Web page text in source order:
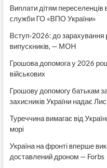
Виплати дітям
служби ГО «ВПО України»
Вступ-2026: до зарахування
випускників, — МОН
Грошова допомога у 2026
військових
Грошову допомогу батькам
захисників України надає
Туреччина вимагає від
морі
Україна на фронті вперше
доставлений дроном — Forbs